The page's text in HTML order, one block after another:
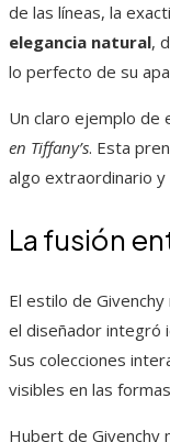
de las líneas, la
elegancia natural,
lo perfecto de su
Un claro ejemplo de
en Tiffany’s. Esta
algo extraordinario y
La fusión
El estilo de
el diseñador integró
Sus colecciones
visibles en las
Hubert de Givenchy